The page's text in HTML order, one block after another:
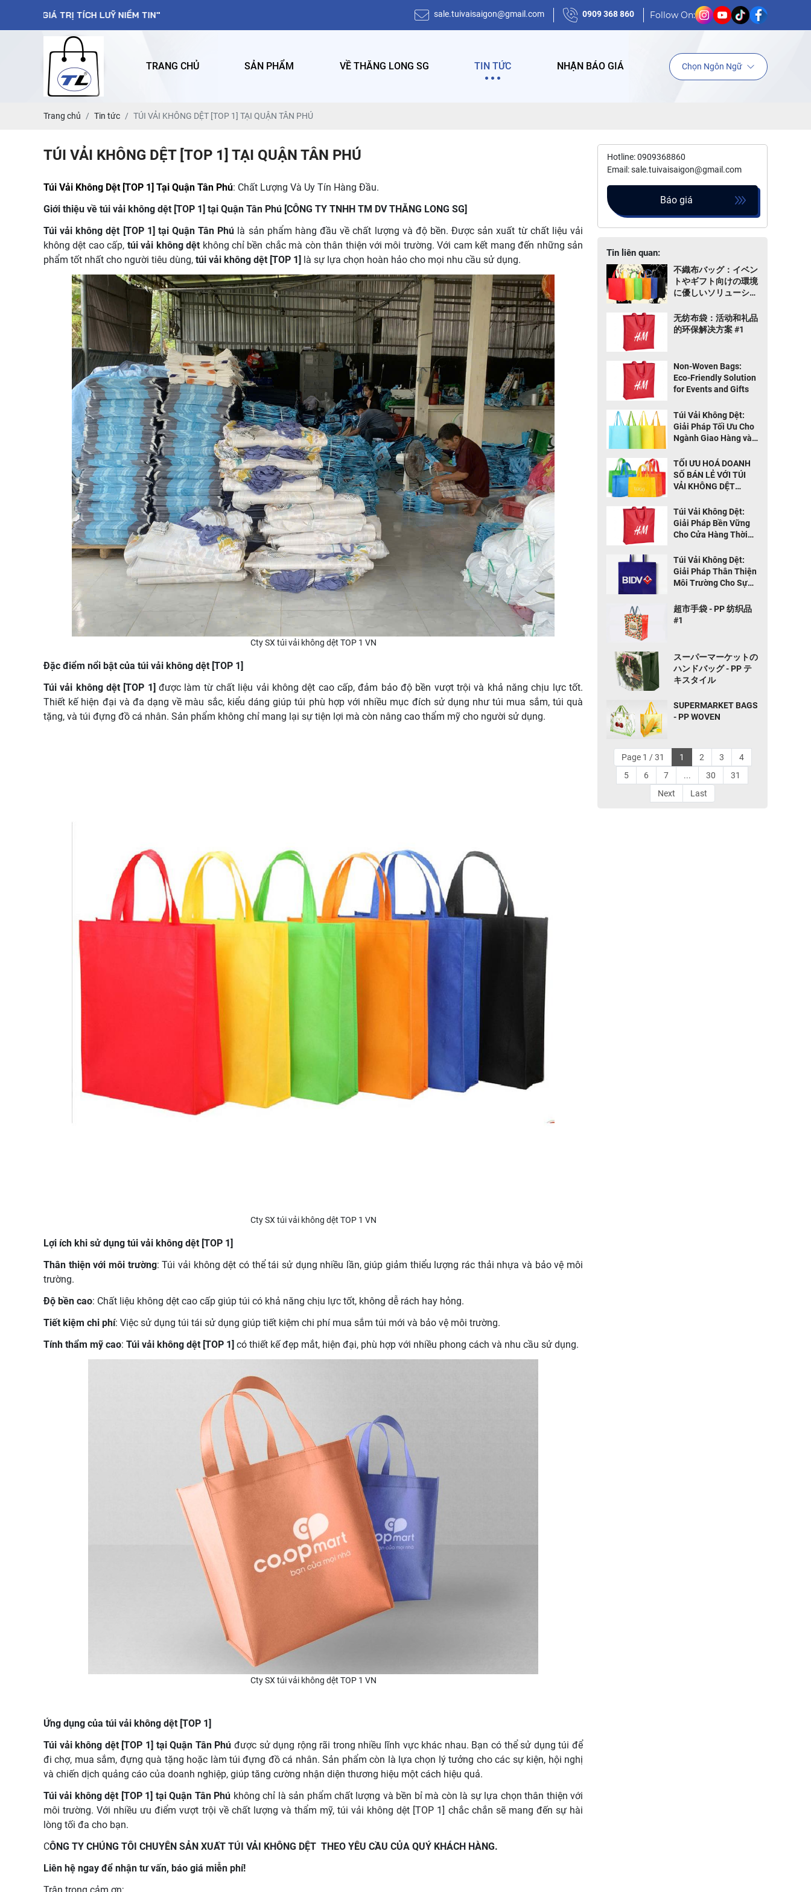
TÍCH LUỸ NIỀM TIN" sale.tuivaisaigon@gmail.com 0909 368 860 Follow On:
TRANG CHỦ SẢN PHẨM VỀ THĂNG LONG SG TIN TỨC NHẬN BÁO GIÁ Chọn Ngôn Ngữ
Trang chủ Tin tức TÚI VẢI KHÔNG DỆT [TOP 1] TẠI QUẬN TÂN PHÚ
TÚI VẢI KHÔNG DỆT [TOP 1] TẠI QUẬN TÂN PHÚ
Túi Vải Không Dệt [TOP 1] Tại Quận Tân Phú: Chất Lượng Và Uy Tín Hàng Đầu.
Giới thiệu về túi vải không dệt [TOP 1] tại Quận Tân Phú [CÔNG TY TNHH TM DV THĂNG LONG SG]
Túi vải không dệt [TOP 1] tại Quận Tân Phú là sản phẩm hàng đầu về chất lượng và độ bền. Được sản xuất từ chất liệu vải
không dệt cao cấp, túi vải không dệt không chỉ bền chắc mà còn thân thiện với môi trường. Với cam kết mang đến những sản
phẩm tốt nhất cho người tiêu dùng, túi vải không dệt [TOP 1] là sự lựa chọn hoàn hảo cho mọi nhu cầu sử dụng.
Cty SX túi vải không dệt TOP 1 VN
Đặc điểm nổi bật của túi vải không dệt [TOP 1]
Túi vải không dệt [TOP 1] được làm từ chất liệu vải không dệt cao cấp, đảm bảo độ bền vượt trội và khả năng chịu lực tốt.
Thiết kế hiện đại và đa dạng về màu sắc, kiểu dáng giúp túi phù hợp với nhiều mục đích sử dụng như túi mua sắm, túi quà
tặng, và túi đựng đồ cá nhân. Sản phẩm không chỉ mang lại sự tiện lợi mà còn nâng cao thẩm mỹ cho người sử dụng.
Cty SX túi vải không dệt TOP 1 VN
Lợi ích khi sử dụng túi vải không dệt [TOP 1]
Thân thiện với môi trường: Túi vải không dệt có thể tái sử dụng nhiều lần, giúp giảm thiểu lượng rác thải nhựa và bảo vệ môi
trường.
Độ bền cao: Chất liệu không dệt cao cấp giúp túi có khả năng chịu lực tốt, không dễ rách hay hỏng.
Tiết kiệm chi phí: Việc sử dụng túi tái sử dụng giúp tiết kiệm chi phí mua sắm túi mới và bảo vệ môi trường.
Tính thẩm mỹ cao: Túi vải không dệt [TOP 1] có thiết kế đẹp mắt, hiện đại, phù hợp với nhiều phong cách và nhu cầu sử dụng.
Cty SX túi vải không dệt TOP 1 VN
Ứng dụng của túi vải không dệt [TOP 1]
Túi vải không dệt [TOP 1] tại Quận Tân Phú được sử dụng rộng rãi trong nhiều lĩnh vực khác nhau. Bạn có thể sử dụng túi để
đi chợ, mua sắm, đựng quà tặng hoặc làm túi đựng đồ cá nhân. Sản phẩm còn là lựa chọn lý tưởng cho các sự kiện, hội nghị
và chiến dịch quảng cáo của doanh nghiệp, giúp tăng cường nhận diện thương hiệu một cách hiệu quả.
Túi vải không dệt [TOP 1] tại Quận Tân Phú không chỉ là sản phẩm chất lượng và bền bỉ mà còn là sự lựa chọn thân thiện với
môi trường. Với nhiều ưu điểm vượt trội về chất lượng và thẩm mỹ, túi vải không dệt [TOP 1] chắc chắn sẽ mang đến sự hài
lòng tối đa cho bạn.
CÔNG TY CHÚNG TÔI CHUYÊN SẢN XUẤT TÚI VẢI KHÔNG DỆT THEO YÊU CẦU CỦA QUÝ KHÁCH HÀNG.
Liên hệ ngay để nhận tư vấn, báo giá miễn phí!
Hotline: 0909368860
Email: sale.tuivaisaigon@gmail.com
Báo giá
Tin liên quan:
不織布バッグ：イベン
トやギフト向けの環境
に優しいソリューショ
无纺布袋：活动和礼品
的环保解决方案 #1
Non-Woven Bags:
Eco-Friendly Solution
for Events and Gifts
Túi Vải Không Dệt:
Giải Pháp Tối Ưu Cho
Ngành Giao Hàng và
TỐI ƯU HOÁ DOANH
SỐ BÁN LẺ VỚI TÚI
VẢI KHÔNG DỆT
TRƯỜNG
Túi Vải Không Dệt:
Giải Pháp Bền Vững
Cho Cửa Hàng Thời
Túi Vải Không Dệt:
Giải Pháp Thân Thiện
Môi Trường Cho Sự
超市手袋 - PP 纺织品
#1
スーパーマーケットの
ハンドバッグ - PP テ
キスタイル
SUPERMARKET BAGS
- PP WOVEN
Page 1 / 31 1 2 3
4
5
6 7 ... 30
31
Next
Last